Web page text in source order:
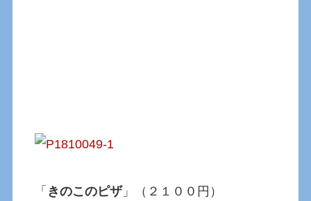
「 きのこのピザ」（２１００円）